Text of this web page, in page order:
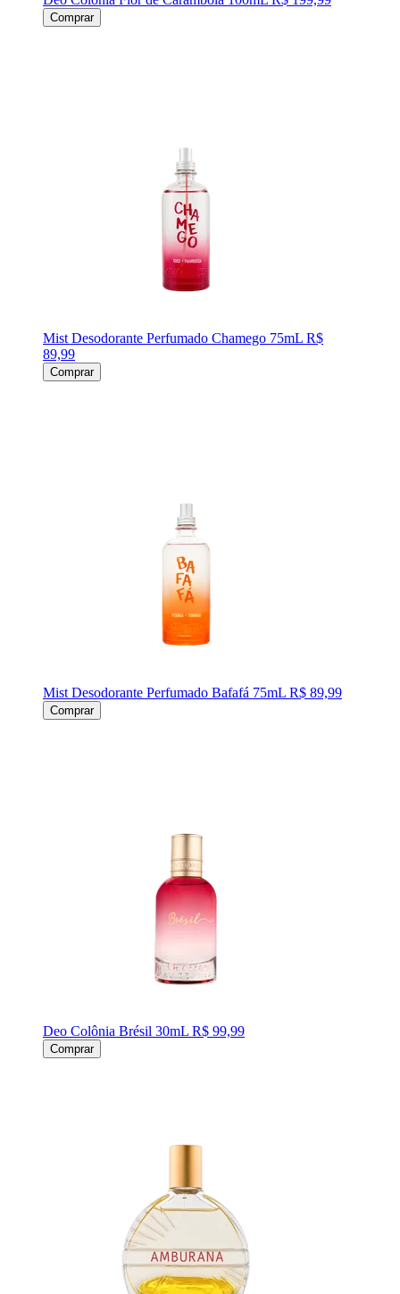
Comprar
Mist Desodorante Perfumado Chamego 75mL R$
89,99
Comprar
Mist Desodorante Perfumado Bafafá 75mL R$ 89,99
Comprar
Deo Colônia Brésil 30mL R$ 99,99
Comprar